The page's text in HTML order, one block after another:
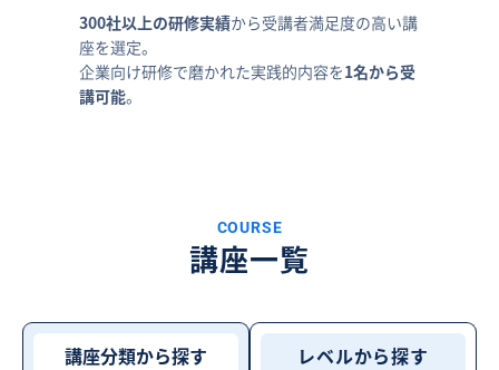
300社以上の研修実績から受講者満足度の高い講
座を選定。
企業向け研修で磨かれた実践的内容を1名から受
講可能。
COURSE
講座一覧
講座分類から探す レベルから探す